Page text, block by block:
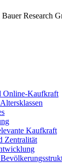
Research
Online-Kaufkraft
Kaufkraft
Zentralität